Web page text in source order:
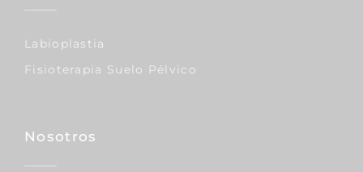
Labioplastia
Fisioterapia Suelo Pélvico
Nosotros